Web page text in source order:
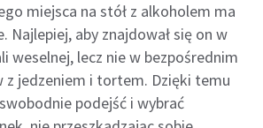
miejsca na stół z alkoholem ma
Najlepiej, aby znajdował się on w
weselnej, lecz nie w bezpośrednim
z jedzeniem i tortem. Dzięki temu
podejść i wybrać